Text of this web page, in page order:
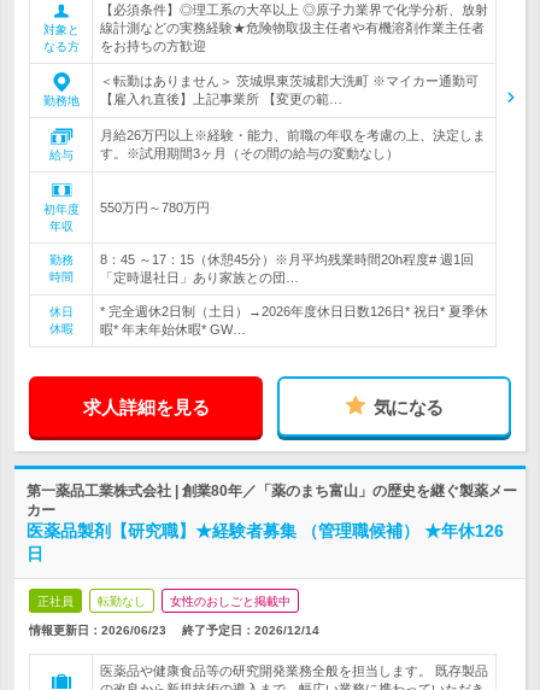
対象と
なる方
【必須条件】◎理工系の大卒以上 ◎原子力業界で化学分析、放射
線計測などの実務経験★危険物取扱主任者や有機溶剤作業主任者
をお持ちの方歓迎
勤務地
＜転勤はありません＞ 茨城県東茨城郡大洗町 ※マイカー通勤可
【雇入れ直後】上記事業所 【変更の範…
給与
月給26万円以上※経験・能力、前職の年収を考慮の上、決定しま
す。※試用期間3ヶ月（その間の給与の変動なし）
初年度
年収
550万円～780万円
勤務
時間
8：45 ～17：15（休憩45分）※月平均残業時間20h程度# 週1回
「定時退社日」あり家族との団…
休日
休暇
* 完全週休2日制（土日）→2026年度休日日数126日* 祝日* 夏季休
暇* 年末年始休暇* GW…
求人詳細を見る 気になる
第一薬品工業株式会社 | 創業80年／「薬のまち富山」の歴史を継ぐ製薬メー
カー
医薬品製剤【研究職】★経験者募集 （管理職候補） ★年休126
日
正社員 転勤なし 女性のおしごと掲載中
情報更新日：2026/06/23 終了予定日： 2026/12/14
医薬品や健康食品等の研究開発業務全般を担当します。 既存製品